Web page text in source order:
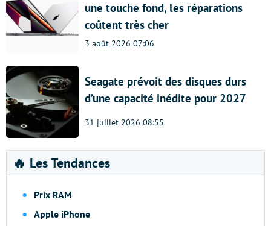
une touche fond, les réparations
coûtent très cher
3 août 2026 07:06
Seagate prévoit des disques durs
d’une capacité inédite pour 2027
31 juillet 2026 08:55
🔥 Les Tendances
Prix RAM
Apple iPhone